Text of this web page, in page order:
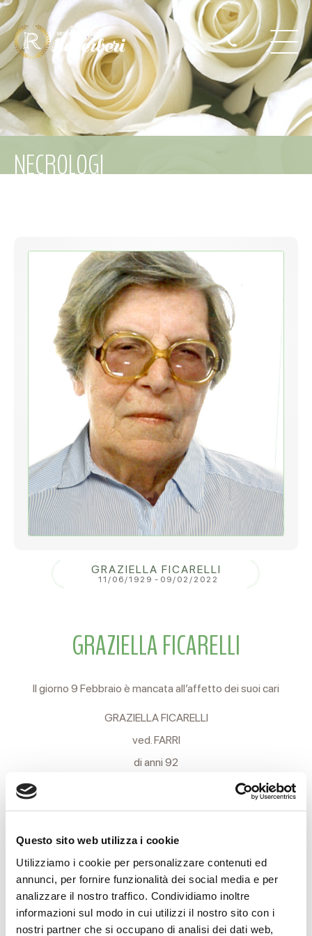
Questo sito web utilizza i cookie
Utilizziamo i cookie per personalizzare contenuti ed
annunci, per fornire funzionalità dei social media e per
analizzare il nostro traffico. Condividiamo inoltre
informazioni sul modo in cui utilizzi il nostro sito con i
nostri partner che si occupano di analisi dei dati web,
NECROLOGI
GRAZIELLA FICARELLI
11/06/1929 - 09/02/2022
GRAZIELLA FICARELLI
Il giorno 9 Febbraio è mancata all’affetto dei suoi cari
GRAZIELLA FICARELLI
ved. FARRI
di anni 92
Ne danno il triste annuncio la sorella GEMMA, il cognato
I funerali si svolgeranno Venerdì 11 c.m. partendo alle ore 10
dalla Casa Funeraria Reverberi in Via Terezin, 21 per il
cimitero Monumentale ove avranno luogo la funzione
religiosa e la tumulazione.
Si ringraziano anticipatamente coloro che interverranno alla